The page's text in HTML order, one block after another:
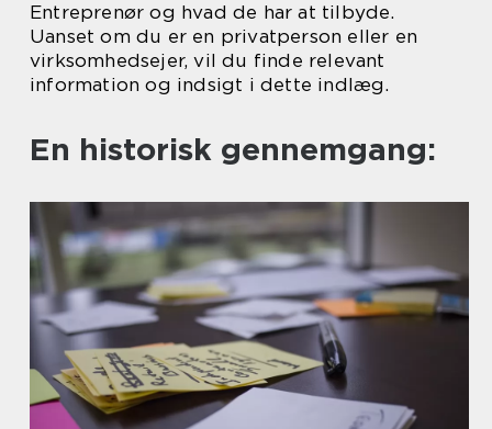
Entreprenør og hvad de har at tilbyde.
Uanset om du er en privatperson eller en
virksomhedsejer, vil du finde relevant
information og indsigt i dette indlæg.
En historisk gennemgang: